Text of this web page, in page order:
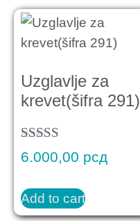
Uzglavlje za
krevet(šifra 291)
Rated
5.00
6.000,00 рсд
Add to cart